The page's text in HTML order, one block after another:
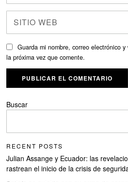
Guarda mi nombre, correo electrónico
la próxima vez que comente.
Buscar
RECENT POSTS
Julian Assange y Ecuador: las
rastrean el inicio de la crisis de